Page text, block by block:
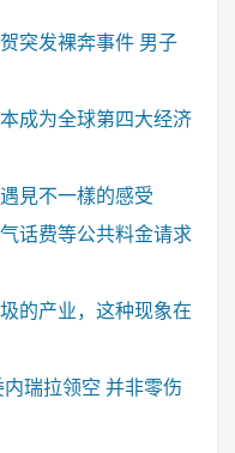
突发裸奔事件 男子
成为全球第四大经济
見不一樣的感受
话费等公共料金请求
的产业，这种现象在
瑞拉领空 并非零伤